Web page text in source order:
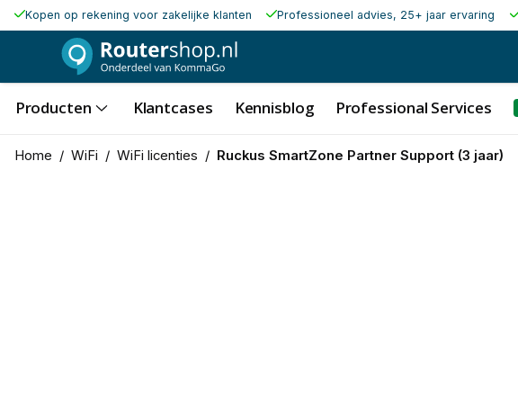
Kopen op rekening voor zakelijke klanten Professioneel advies, 25+ jaar ervaring
Producten Klantcases Kennisblog Professional Services
Home / WiFi / WiFi licenties / Ruckus SmartZone Partner Support (3 jaar)